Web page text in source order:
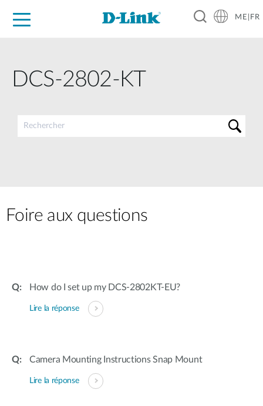
ME|FR
DCS-2802-KT
Foire aux questions
How do I set up my DCS-2802KT-EU?
Lire la réponse
Camera Mounting Instructions Snap Mount
Lire la réponse